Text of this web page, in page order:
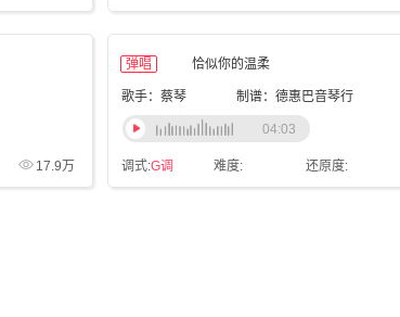
17.9万
弹唱 恰似你的温柔
歌手：蔡琴 制谱：德惠巴音琴行
调式:G调 难度: 还原度:
04:03